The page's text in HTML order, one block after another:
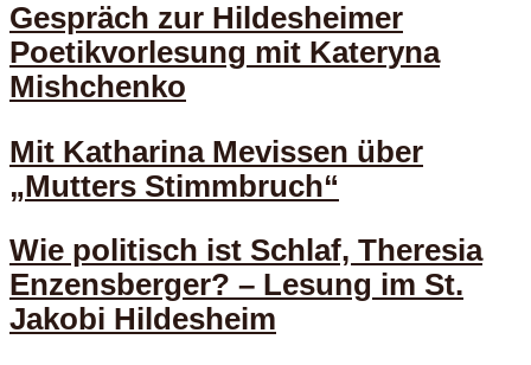
Gespräch zur Hildesheimer
Poetikvorlesung mit Kateryna
Mishchenko
Mit Katharina Mevissen über
„Mutters Stimmbruch“
Wie politisch ist Schlaf, Theresia
Enzensberger? – Lesung im St.
Jakobi Hildesheim